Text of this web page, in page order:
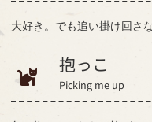
大好き。でも追い掛け回さ
抱っこ
Picking me up